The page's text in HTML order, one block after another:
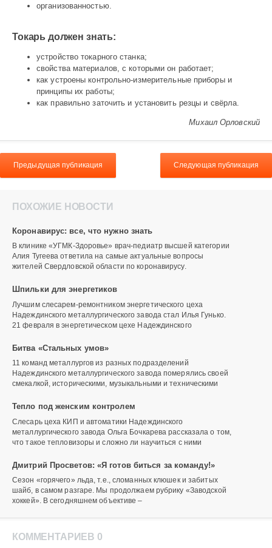
организованностью.
Токарь должен знать:
устройство токарного станка;
свойства материалов, с которыми он работает;
как устроены контрольно-измерительные приборы и
принципы их работы;
как правильно заточить и установить резцы и свёрла.
Михаил Орловский
Предыдущая публикация Следующая публикация
ПОХОЖИЕ НОВОСТИ
Коронавирус: все, что нужно знать
В клинике «УГМК-Здоровье» врач-педиатр высшей категории
Алия Тугеева ответила на самые актуальные вопросы
жителей Свердловской области по коронавирусу.
Шпильки для энергетиков
Лучшим слесарем-ремонтником энергетического цеха
Надеждинского металлургического завода стал Илья Гунько.
21 февраля в энергетическом цехе Надеж­динского
Битва «Стальных умов»
11 команд металлургов из разных подразделений
Надеждинского металлургического завода померялись своей
смекалкой, историческими, музыкальными и техническими
Тепло под женским контролем
Слесарь цеха КИП и автоматики Надеждинского
металлургического завода Ольга Бочкарева рассказала о том,
что такое тепловизоры и сложно ли научиться с ними
Дмитрий Просветов: «Я готов биться за команду!»
Сезон «горячего» льда, т.е., сломанных клюшек и забитых
шайб, в самом разгаре. Мы продолжаем рубрику «Заводской
хоккей». В сегодняшнем объективе –
КОММЕНТАРИЕВ 0